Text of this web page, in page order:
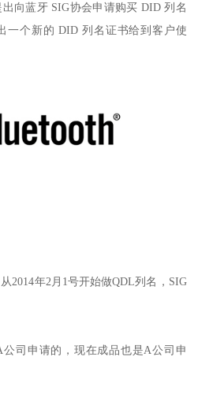
向蓝牙 SIG协会申请购买 DID 列名
一个新的 DID 列名证书给到客户使
2014年2月1号开始做QDL列名，SIG
司申请的，现在成品也是A公司申